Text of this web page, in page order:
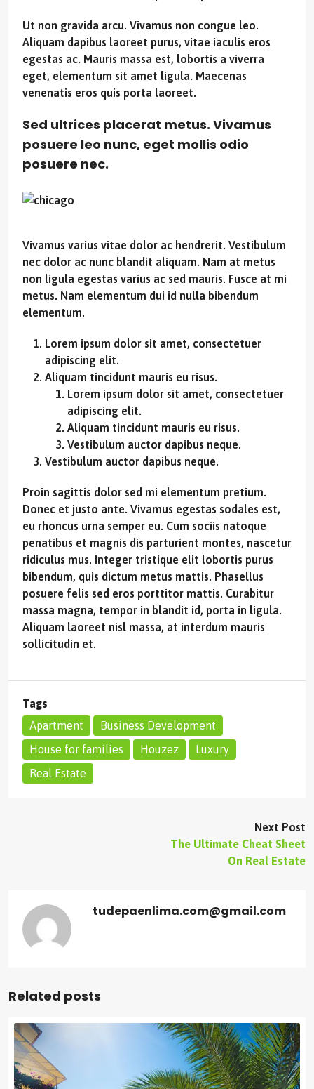
Ut non gravida arcu. Vivamus non congue leo.
Aliquam dapibus laoreet purus, vitae iaculis eros
egestas ac. Mauris massa est, lobortis a viverra
eget, elementum sit amet ligula. Maecenas
venenatis eros quis porta laoreet.
Sed ultrices placerat metus. Vivamus
posuere leo nunc, eget mollis odio
posuere nec.
Vivamus varius vitae dolor ac hendrerit. Vestibulum
nec dolor ac nunc blandit aliquam. Nam at metus
non ligula egestas varius ac sed mauris. Fusce at mi
metus. Nam elementum dui id nulla bibendum
elementum.
Lorem ipsum dolor sit amet, consectetuer
adipiscing elit.
Aliquam tincidunt mauris eu risus.
Lorem ipsum dolor sit amet, consectetuer
adipiscing elit.
Aliquam tincidunt mauris eu risus.
Vestibulum auctor dapibus neque.
Vestibulum auctor dapibus neque.
Proin sagittis dolor sed mi elementum pretium.
Donec et justo ante. Vivamus egestas sodales est,
eu rhoncus urna semper eu. Cum sociis natoque
penatibus et magnis dis parturient montes, nascetur
ridiculus mus. Integer tristique elit lobortis purus
bibendum, quis dictum metus mattis. Phasellus
posuere felis sed eros porttitor mattis. Curabitur
massa magna, tempor in blandit id, porta in ligula.
Aliquam laoreet nisl massa, at interdum mauris
sollicitudin et.
Tags
Apartment
Business Development
House for families
Houzez
Luxury
Real Estate
Next Post
The Ultimate Cheat Sheet
On Real Estate
tudepaenlima.com@gmail.com
Related posts